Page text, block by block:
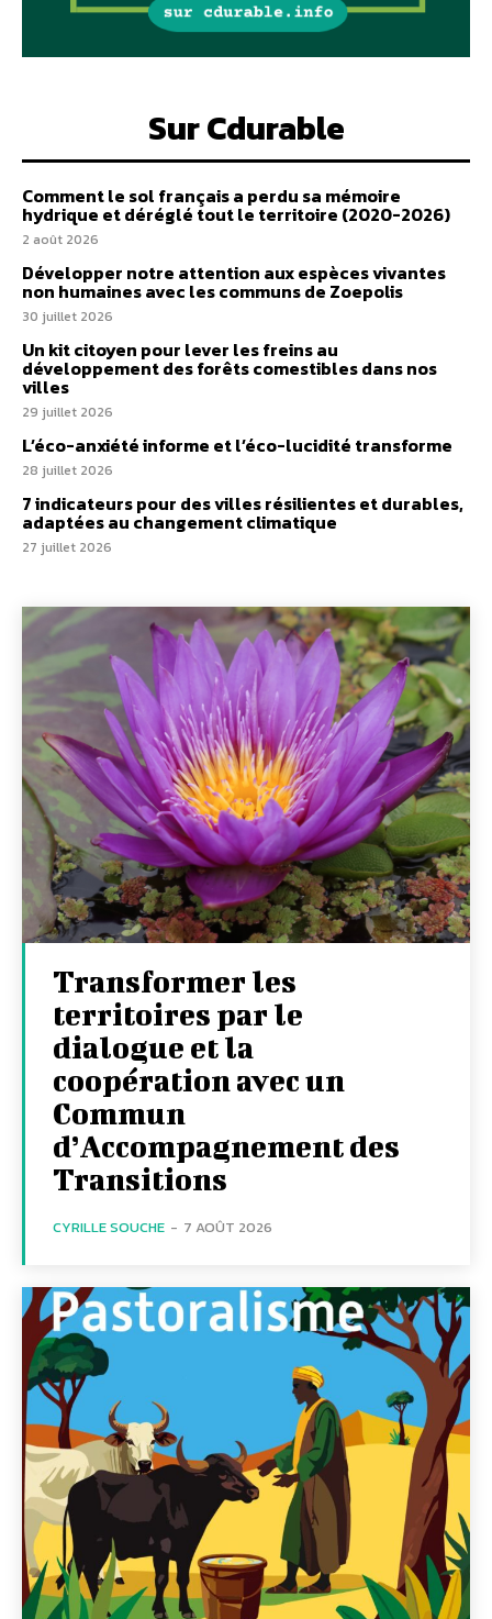
Sur Cdurable
Comment le sol français a perdu sa mémoire
hydrique et déréglé tout le territoire (2020-2026)
2 août 2026
Développer notre attention aux espèces vivantes
non humaines avec les communs de Zoepolis
30 juillet 2026
Un kit citoyen pour lever les freins au
développement des forêts comestibles dans nos
villes
29 juillet 2026
L’éco-anxiété informe et l’éco-lucidité transforme
28 juillet 2026
7 indicateurs pour des villes résilientes et durables,
adaptées au changement climatique
27 juillet 2026
Transformer les
territoires par le
dialogue et la
coopération avec un
Commun
d’Accompagnement des
Transitions
CYRILLE SOUCHE - 7 AOÛT 2026